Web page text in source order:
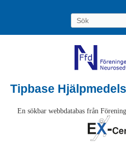
Tipbase
En sökbar webbdatabas från